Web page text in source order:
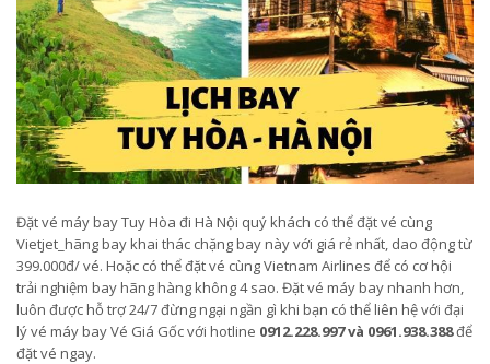
Đặt vé máy bay Tuy Hòa đi Hà Nội quý khách có thể đặt vé cùng
Vietjet_hãng bay khai thác chặng bay này với giá rẻ nhất, dao động từ
399.000đ/ vé. Hoặc có thể đặt vé cùng Vietnam Airlines để có cơ hội
trải nghiệm bay hãng hàng không 4 sao. Đặt vé máy bay nhanh hơn,
luôn được hỗ trợ 24/7 đừng ngại ngần gì khi bạn có thể liên hệ với đại
lý vé máy bay Vé Giá Gốc với hotline 0912.228.997 và 0961.938.388để
đặt vé ngay.